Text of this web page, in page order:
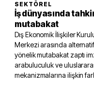
SEKTÖREL
İş dünyasında
mutabakat
Dış Ekonomik İlişkiler
Merkezi arasında
yönelik mutabakat zaptı
arabuluculuk ve
mekanizmalarına ilişkin